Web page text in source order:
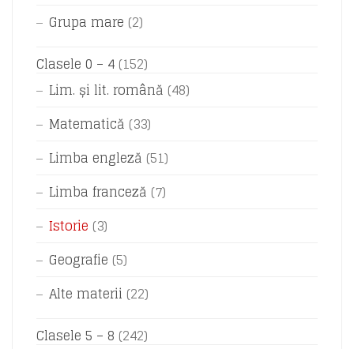
Grupa mare (2)
Clasele 0 – 4 (152)
Lim. și lit. română (48)
Matematică (33)
Limba engleză (51)
Limba franceză (7)
Istorie (3)
Geografie (5)
Alte materii (22)
Clasele 5 – 8 (242)